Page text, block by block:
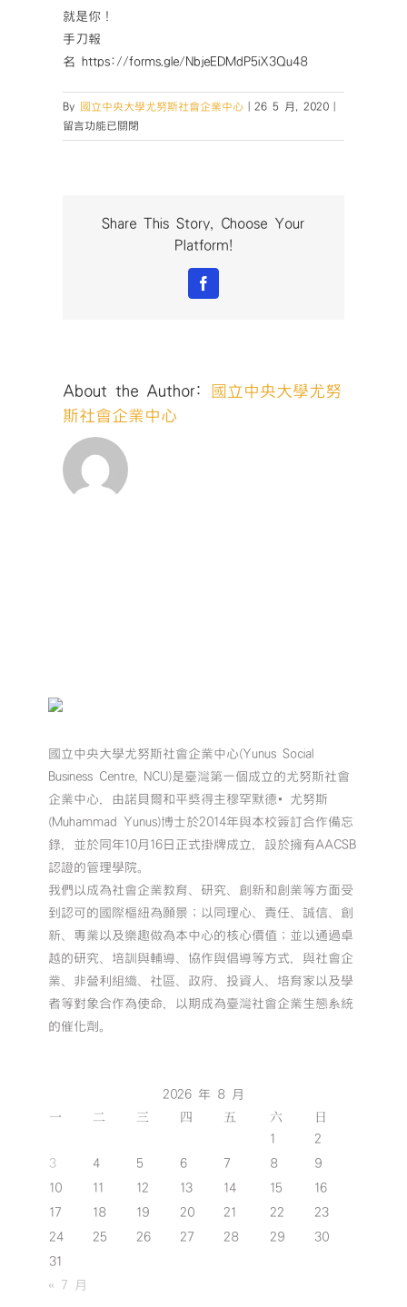
就是你！
手刀報
名 https://forms.gle/NbjeEDMdP5iX3Qu48
By 國立中央大學尤努斯社會企業中心 26 5 月, 2020
Lab
調
留言功能已關閉
Share This Story, Choose Your
Platform!
Facebook
About the Author:
國立中央大學尤努
斯社會企業中心
國立中央大學尤努斯社會企業中心(Yunus Social
Business Centre, NCU)是臺灣第一個成立的尤努斯社會
企業中心，由諾貝爾和平獎得主穆罕默德•尤努斯
(Muhammad Yunus)博士於2014年與本校簽訂合作備忘
錄，並於同年10月16日正式掛牌成立，設於擁有AACSB
認證的管理學院。
我們以成為社會企業教育、研究、創新和創業等方面受
到認可的國際樞紐為願景；以同理心、責任、誠信、創
新、專業以及樂趣做為本中心的核心價值；並以通過卓
越的研究、培訓與輔導、協作與倡導等方式，與社會企
業、非營利組織、社區、政府、投資人、培育家以及學
者等對象合作為使命，以期成為臺灣社會企業生態系統
的催化劑。
2026 年 8 月
一 二 三 四 五 六 日
1
2
3
4 5 6 7 8
9
10
11 12 13 14 15
16
17
18 19 20 21 22
23
24
25 26 27 28 29
30
31
« 7 月